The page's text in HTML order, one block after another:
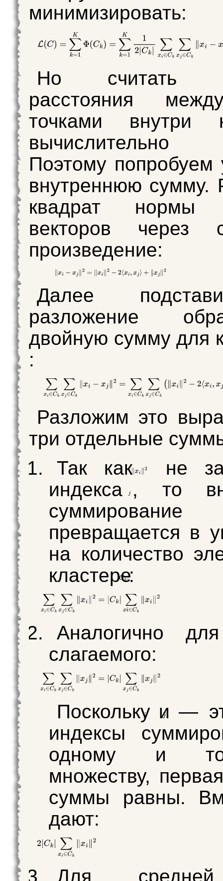
минимизировать:
Но считать
расстояния
точками внутри
вычислительно
Поэтому попробуем
внутреннюю сумму.
квадрат нормы
векторов через
произведение:
Далее
разложение
двойную сумму для
:
Разложим это
три отдельные
Так как не
индекса, то
превращается в
на количество
кластере
:
Аналогично
слагаемого:
Посколькуи
—
индексы
одному и
множеству,
суммы равны.
дают:
Для